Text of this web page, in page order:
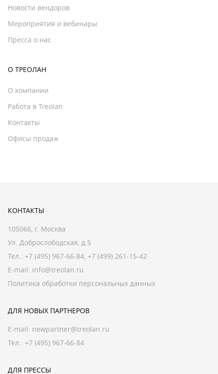
Новости вендоров
Мероприятия и вебинары
Пресса о нас
О ТРЕОЛАН
О компании
Работа в Treolan
Контакты
Офисы продаж
КОНТАКТЫ
105066, г. Москва
Ул. Доброслободская, д.5
Тел.: +7 (495) 967-66-84, +7 (499) 261-15-42
E-mail: info@treolan.ru
Политика обработки персональных данных
ДЛЯ НОВЫХ ПАРТНЕРОВ
E-mail: newpartner@treolan.ru
Тел.: +7 (495) 967-66-84
ДЛЯ ПРЕССЫ